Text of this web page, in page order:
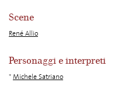
Scene
René Allio
Personaggi e interpreti
*Michele Satriano